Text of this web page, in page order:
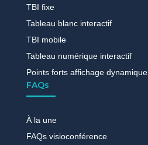
TBI fixe
Tableau blanc interactif
TBI mobile
Tableau numérique interactif
Points forts affichage dynamique
FAQs
À la une
FAQs visioconférence